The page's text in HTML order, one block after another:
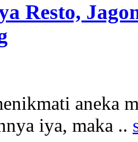
Resto,
aneka
iya, maka ..